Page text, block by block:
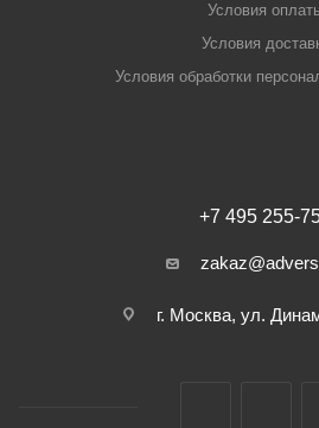
Условия
Условия
Условия обработки
+7 495 255-
г. Москва, ул.